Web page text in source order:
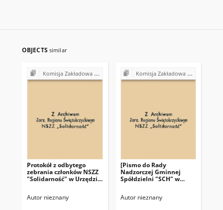
OBJECTS similar
Komisja Zakładowa NSZZ "Solidarność" przy Urzędzie Gminy w Bodzentynie
Protokół z odbytego
zebrania członków NSZZ
"Solidarność" w Urzędzie
Autor nieznany
Komisja Zakładowa NSZZ "Solidarność" przy Urzędzie Gminy w Bodzentynie
[Pismo do Rady
Nadzorczej Gminnej
Spółdzielni "SCH" w
"Solidarność" w
Autor nieznany